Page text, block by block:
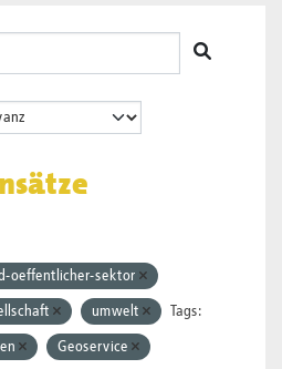
oeffentlicher-sektor
umwelt Tags:
Geoservice